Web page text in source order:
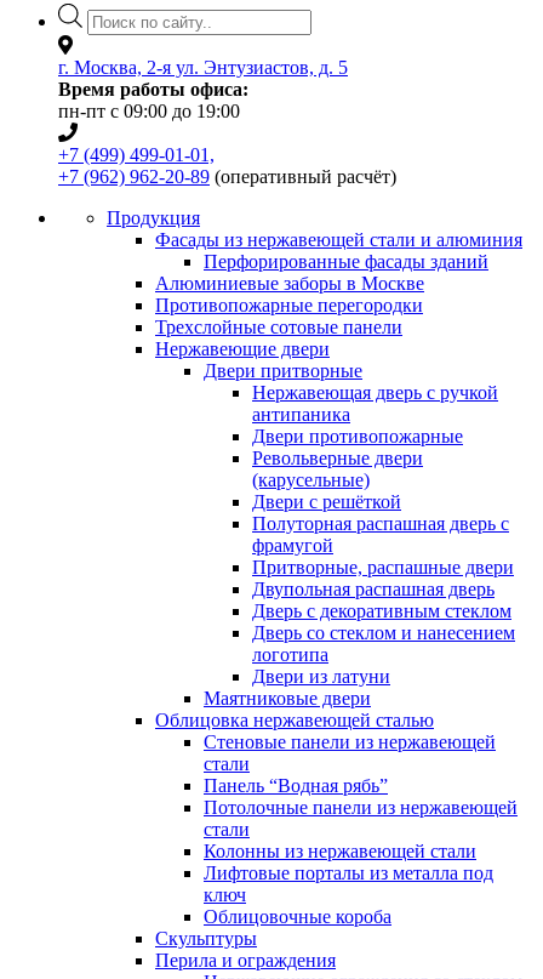
Поиск
товаров
г. Москва, 2-я ул. Энтузиастов, д. 5
Время работы офиса:
пн-пт с 09:00 до 19:00
+7 (499) 499-01-01,
+7 (962) 962-20-89 (оперативный расчёт)
Продукция
Фасады из нержавеющей стали и алюминия
Перфорированные фасады зданий
Алюминиевые заборы в Москве
Противопожарные перегородки
Трехслойные сотовые панели
Нержавеющие двери
Двери притворные
Нержавеющая дверь с ручкой
антипаника
Двери противопожарные
Револьверные двери
(карусельные)
Двери с решёткой
Полуторная распашная дверь с
фрамугой
Притворные, распашные двери
Двупольная распашная дверь
Дверь с декоративным стеклом
Дверь со стеклом и нанесением
логотипа
Двери из латуни
Маятниковые двери
Облицовка нержавеющей сталью
Стеновые панели из нержавеющей
стали
Панель “Водная рябь”
Потолочные панели из нержавеющей
стали
Колонны из нержавеющей стали
Лифтовые порталы из металла под
ключ
Облицовочные короба
Скульптуры
Перила и ограждения